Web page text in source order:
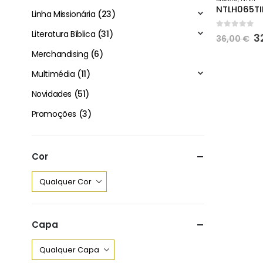
out of
36,00€ O
Linha Missionária (23)
Literatura Bíblica (31)
Merchandising (6)
Multimédia (11)
Novidades (51)
Promoções (3)
Cor
Capa